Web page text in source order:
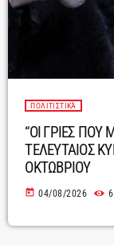
ΠΟΛΙΤΙΣΤΙΚΆ
“ΟΙ ΓΡΙΕΣ
ΤΕΛΕΥΤΑΙΟΣ
ΟΚΤΩΒΡΙΟΥ
today 04/08/2026 6